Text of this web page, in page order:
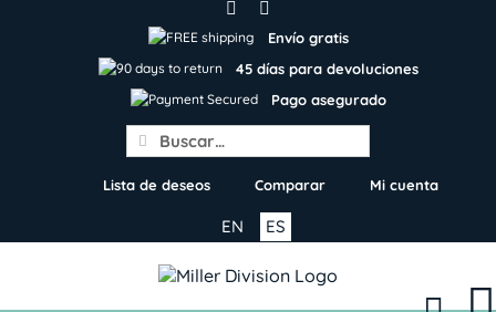
Envío gratis
45 días para devoluciones
Pago asegurado
Search
for:
Lista de deseos Comparar Mi cuenta
ES
EN